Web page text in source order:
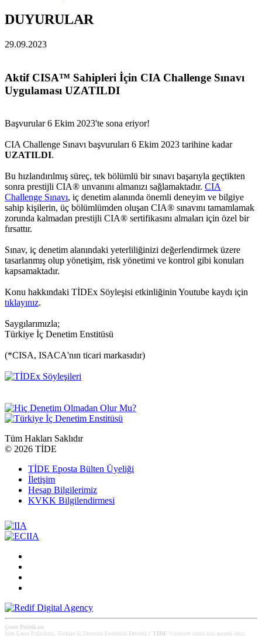
DUYURULAR
29.09.2023
Aktif CISA™ Sahipleri İçin CIA Challenge Sınavı
Uygulaması UZATILDI
Başvurular 6 Ekim 2023'te sona eriyor!
CIA Challenge Sınavı başvuruları 6 Ekim 2023 tarihine kadar
UZATILDI.
Bu hızlandırılmış süreç, tek bölümlü bir sınavı başarıyla geçtikten
sonra prestijli CIA® unvanını almanızı sağlamaktadır. CIA
Challenge Sınavı, iç denetim alanında önemli deneyim ve bilgiye
sahip kişilerin, üç bölümlümden oluşan CIA® sınavını tamamlamak
zorunda kalmadan prestijli CIA® sertifikasını almaları için özel bir
fırsattır.
Sınav, iç denetim alanındaki yeterliliğinizi değerlendirmek üzere
tasarlanmış olup yönetişim, risk yönetimi ve kontrol gibi konuları
kapsamaktadır.
Konu hakkındaki TİDEx Söyleşisi etkinliğinin Youtube kaydı için
tıklayınız.
Saygılarımızla;
Türkiye İç Denetim Enstitüsü
(*CISA, ISACA'nın ticari markasıdır)
Tüm Hakları Saklıdır
© 2026 TİDE
TİDE Eposta Bülten Üyeliği
İletişim
Hesap Bilgilerimiz
KVKK Bilgilendirmesi
Çerez Politikası
İşbu Çerez Politikası, Türkiye İç Denetim Enstitüsü Derneği (" TİDE ") internet sitesi için geçerli olup,